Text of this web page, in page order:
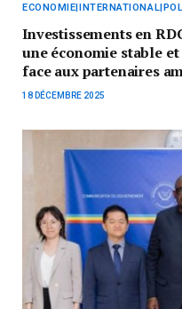
Investissements en
une économie stable
face aux partenaires
18 DÉCEMBRE 2025